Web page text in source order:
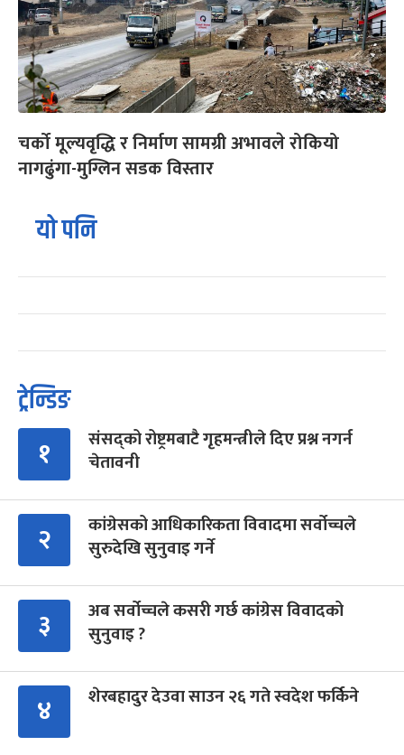
चर्को मूल्यवृद्धि र निर्माण सामग्री अभावले रोकियो
नागढुंगा-मुग्लिन सडक विस्तार
यो पनि
ट्रेन्डिङ
१
संसद्को रोष्ट्रमबाटै गृहमन्त्रीले दिए प्रश्न नगर्न
चेतावनी
२
कांग्रेसको आधिकारिकता विवादमा सर्वोच्चले
सुरुदेखि सुनुवाइ गर्ने
३
अब सर्वोच्चले कसरी गर्छ कांग्रेस विवादको
सुनुवाइ ?
४ शेरबहादुर देउवा साउन २६ गते स्वदेश फर्किने